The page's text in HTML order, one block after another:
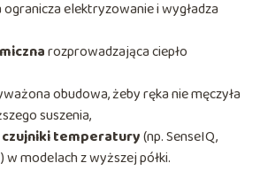
ogranicza elektryzowanie i wygładza
rozprowadzająca ciepło
obudowa, żeby ręka nie męczyła
suszenia,
czujniki temperatury(np. SenseIQ,
modelach z wyższej półki.